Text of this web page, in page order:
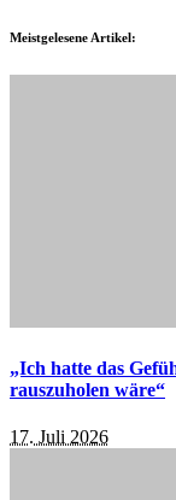
Meistgelesene Artikel:
„Ich hatte das
rauszuholen wäre“
17. Juli 2026